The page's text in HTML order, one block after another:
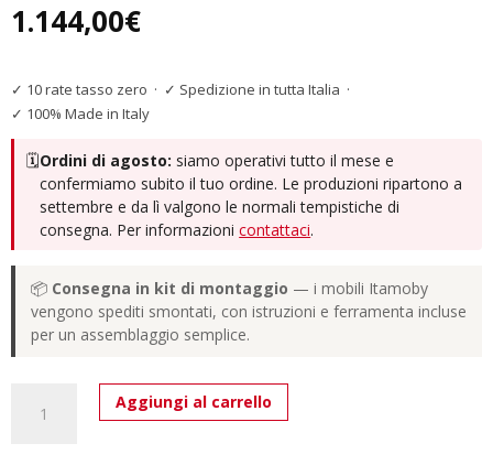
1.144,00€
✓ 10 rate tasso zero · ✓ Spedizione in tutta Italia ·
✓ 100% Made in Italy
🗓️Ordini di agosto: siamo operativi tutto il mese e
confermiamo subito il tuo ordine. Le produzioni ripartono a
settembre e da lì valgono le normali tempistiche di
consegna. Per informazionicontattaci.
📦 Consegna in kit di montaggio — i mobili Itamoby
vengono spediti smontati, con istruzioni e ferramenta incluse
per un assemblaggio semplice.
parete
Aggiungi al carrello